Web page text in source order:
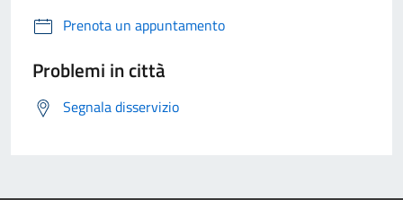
Prenota un appuntamento
Problemi in città
Segnala disservizio